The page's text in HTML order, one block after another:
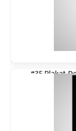
#35 Plakat-